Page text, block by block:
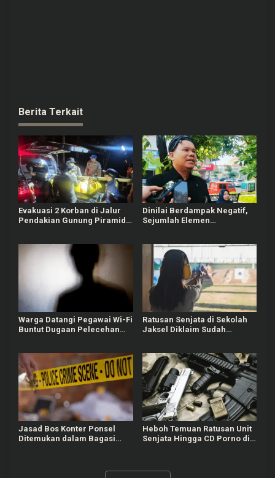
Berita Terkait
Evakuasi 2 Korban di Jalur
Pendakian Gunung Piramid
Dinilai Berdampak Negatif,
Sejumlah Elemen
Warga Datangi Pegawai Wi-Fi
Buntut Dugaan Pelecehan
Ratusan Senjata di Sekolah
Jaksel Diklaim Sudah
Jasad Bos Konter Ponsel
Ditemukan dalam Bagasi
Heboh Temuan Ratusan Unit
Senjata Hingga CD Porno di